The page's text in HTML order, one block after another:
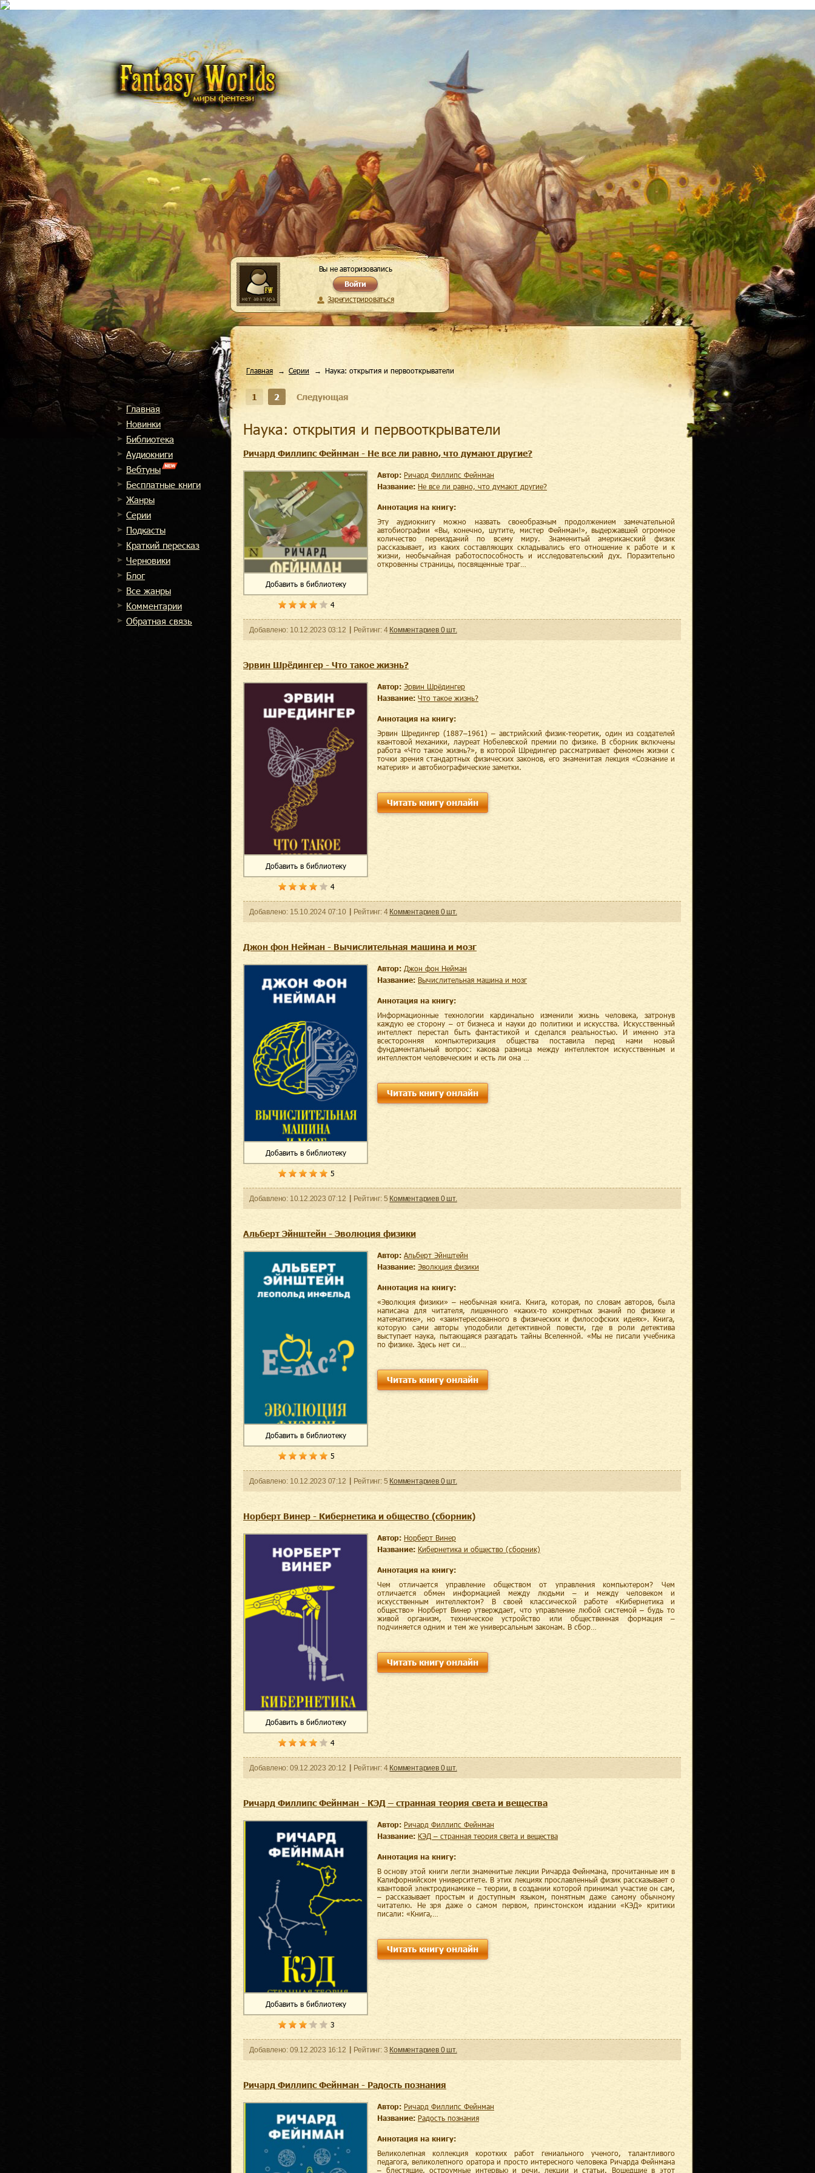
Вы не авторизовались
Войти
Зарегистрироваться
Главная
Новинки
Библиотека
Аудиокниги
Вебтуны
Бесплатные книги
Жанры
Cерии
Подкасты
Краткий пересказ
Черновики
Блог
Все жанры
Комментарии
Обратная связь
Главная Серии Наука: открытия и первооткрыватели
1 2 Следующая
Наука: открытия и первооткрыватели
Ричард Филлипс Фейнман - Не все ли равно, что думают другие?
Добавить в библиотеку
4
Автор:
Ричард Филлипс Фейнман
Название:
Не все ли равно, что думают другие?
Аннотация на книгу:
Эту аудиокнигу можно назвать своеобразным продолжением замечательной
автобиографии «Вы, конечно, шутите, мистер Фейнман!», выдержавшей огромное
количество переизданий по всему миру. Знаменитый американский физик
рассказывает, из каких составляющих складывались его отношение к работе и к
жизни, необычайная работоспособность и исследовательский дух. Поразительно
откровенны страницы, посвященные траг…
Добавленo: 10.12.2023 03:12 Рейтинг: 4 Комментариев 0шт.
Эрвин Шрёдингер - Что такое жизнь?
Добавить в библиотеку
4
Автор:
Эрвин Шрёдингер
Название:
Что такое жизнь?
Аннотация на книгу:
Эрвин Шредингер (1887–1961) – австрийский физик-теоретик, один из создателей
квантовой механики, лауреат Нобелевской премии по физике. В сборник включены
работа «Что такое жизнь?», в которой Шредингер рассматривает феномен жизни с
точки зрения стандартных физических законов, его знаменитая лекция «Сознание и
материя» и автобиографические заметки.
Читать книгу онлайн
Добавленo: 15.10.2024 07:10 Рейтинг: 4 Комментариев 0шт.
Джон фон Нейман - Вычислительная машина и мозг
Добавить в библиотеку
5
Автор:
Джон фон Нейман
Название:
Вычислительная машина и мозг
Аннотация на книгу:
Информационные технологии кардинально изменили жизнь человека, затронув
каждую ее сторону – от бизнеса и науки до политики и искусства. Искусственный
интеллект перестал быть фантастикой и сделался реальностью. И именно эта
всесторонняя компьютеризация общества поставила перед нами новый
фундаментальный вопрос: какова разница между интеллектом искусственным и
интеллектом человеческим и есть ли она …
Читать книгу онлайн
Добавленo: 10.12.2023 07:12 Рейтинг: 5 Комментариев 0шт.
Альберт Эйнштейн - Эволюция физики
Добавить в библиотеку
5
Автор:
Альберт Эйнштейн
Название:
Эволюция физики
Аннотация на книгу:
«Эволюция физики» – необычная книга. Книга, которая, по словам авторов, была
написана для читателя, лишенного «каких-то конкретных знаний по физике и
математике», но «заинтересованного в физических и философских идеях». Книга,
которую сами авторы уподобили детективной повести, где в роли детектива
выступает наука, пытающаяся разгадать тайны Вселенной. «Мы не писали учебника
по физике. Здесь нет си…
Читать книгу онлайн
Добавленo: 10.12.2023 07:12 Рейтинг: 5 Комментариев 0шт.
Норберт Винер - Кибернетика и общество (сборник)
Добавить в библиотеку
4
Автор:
Норберт Винер
Название:
Кибернетика и общество (сборник)
Аннотация на книгу:
Чем отличается управление обществом от управления компьютером? Чем
отличается обмен информацией между людьми – и между человеком и
искусственным интеллектом? В своей классической работе «Кибернетика и
общество» Норберт Винер утверждает, что управление любой системой – будь то
живой организм, техническое устройство или общественная формация –
подчиняется одним и тем же универсальным законам. В сбор…
Читать книгу онлайн
Добавленo: 09.12.2023 20:12 Рейтинг: 4 Комментариев 0шт.
Ричард Филлипс Фейнман - КЭД – странная теория света и вещества
Добавить в библиотеку
3
Автор:
Ричард Филлипс Фейнман
Название:
КЭД – странная теория света и вещества
Аннотация на книгу:
В основу этой книги легли знаменитые лекции Ричарда Фейнмана, прочитанные им в
Калифорнийском университете. В этих лекциях прославленный физик рассказывает о
квантовой электродинамике – теории, в создании которой принимал участие он сам,
– рассказывает простым и доступным языком, понятным даже самому обычному
читателю. Не зря даже о самом первом, принстонском издании «КЭД» критики
писали: «Книга,…
Читать книгу онлайн
Добавленo: 09.12.2023 16:12 Рейтинг: 3 Комментариев 0шт.
Ричард Филлипс Фейнман - Радость познания
Автор:
Ричард Филлипс Фейнман
Название:
Радость познания
Аннотация на книгу:
Великолепная коллекция коротких работ гениального ученого, талантливого
педагога, великолепного оратора и просто интересного человека Ричарда Фейнмана
– блестящие, остроумные интервью и речи, лекции и статьи. Вошедшие в этот